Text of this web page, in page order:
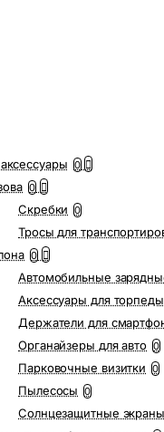
0
0
Скребки 0
Тросы для
0
Автомобильные
Аксессуары для
Держатели для
Органайзеры для авто 0
Парковочные визитки 0
Пылесосы 0
Солнцезащитные экраны